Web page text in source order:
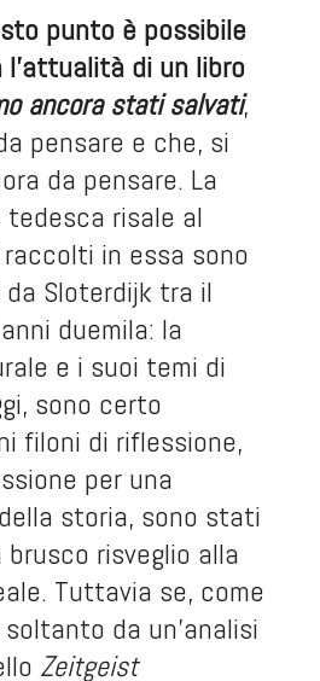
punto è possibile
di un libro
ancora stati salvati,
pensare e che, si
da pensare. La
tedesca risale al
in essa sono
Sloterdijk tra il
duemila: la
e i suoi temi di
sono certo
filoni di riflessione,
per una
storia, sono stati
risveglio alla
Tuttavia se, come
da un’analisi
Zeitgeist